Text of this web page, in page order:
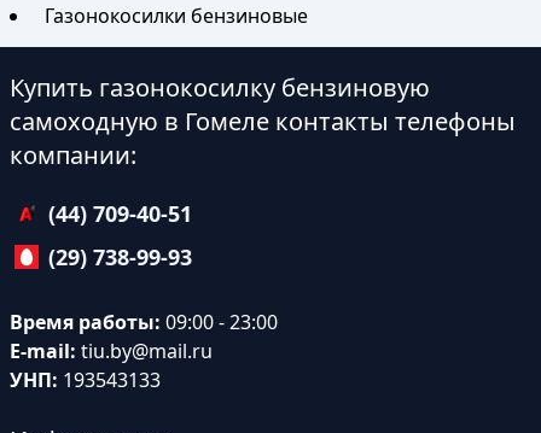
Газонокосилки бензиновые
Купить газонокосилку бензиновую
самоходную в Гомеле контакты телефоны
компании:
(44) 709-40-51
(29) 738-99-93
Время работы: 09:00 - 23:00
E-mail: tiu.by@mail.ru
УНП: 193543133